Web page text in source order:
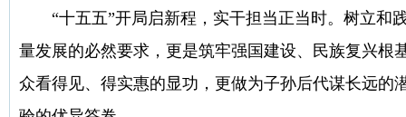
“十五五”开局启新程，实干担当正当时。树立和
量发展的必然要求，更是筑牢强国建设、民族复兴
众看得见、得实惠的显功，更做为子孙后代谋长远